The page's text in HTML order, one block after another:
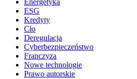
Energetyka
ESG
Kredyty
Cło
Deregulacja
Cyberbezpieczeństwo
Franczyza
Nowe technologie
Prawo autorskie